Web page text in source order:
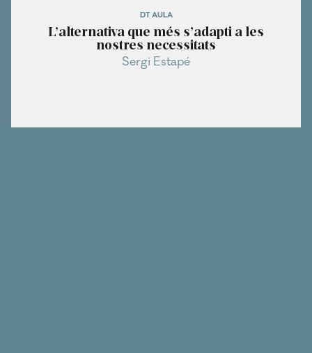
DT AULA
L’alternativa que més s’adapti a les
nostres necessitats
Sergi Estapé